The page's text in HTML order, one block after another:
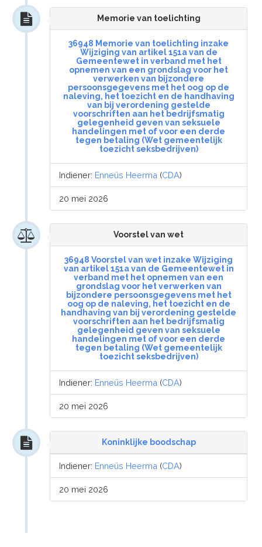
Memorie van toelichting
36948 Memorie van toelichting inzake
Wijziging van artikel 151a van de
Gemeentewet in verband met het
opnemen van een grondslag voor het
verwerken van bijzondere
persoonsgegevens met het oog op de
naleving, het toezicht en de handhaving
van bij verordening gestelde
voorschriften aan het bedrijfsmatig
gelegenheid geven van seksuele
handelingen met of voor een derde
tegen betaling (Wet gemeentelijk
toezicht seksbedrijven)
Indiener: Enneüs Heerma (CDA)
20 mei 2026
Voorstel van wet
36948 Voorstel van wet inzake Wijziging
van artikel 151a van de Gemeentewet in
verband met het opnemen van een
grondslag voor het verwerken van
bijzondere persoonsgegevens met het
oog op de naleving, het toezicht en de
handhaving van bij verordening gestelde
voorschriften aan het bedrijfsmatig
gelegenheid geven van seksuele
handelingen met of voor een derde
tegen betaling (Wet gemeentelijk
toezicht seksbedrijven)
Indiener: Enneüs Heerma (CDA)
20 mei 2026
Koninklijke boodschap
Indiener: Enneüs Heerma (CDA)
20 mei 2026